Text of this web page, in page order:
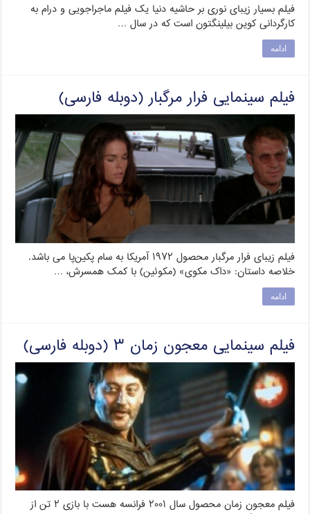
فیلم بسیار زیبای نوری بر حاشیه دنیا یک فیلم ماجراجویی و درام به
کارگردانی کوین بیلینگتون است که در سال …
ادامه
فیلم سینمایی فرار مرگبار (دوبله فارسی)
فیلم زیبای فرار مرگبار محصول ۱۹۷۲ آمریکا به سام پکین‌پا می باشد.
خلاصه داستان: «داک مکوی» (مکوئین) با کمک همسرش، …
ادامه
فیلم سینمایی معجون زمان ۳ (دوبله فارسی)
فیلم معجون زمان محصول سال ۲۰۰۱ فرانسه هست با بازی ۲ تن از